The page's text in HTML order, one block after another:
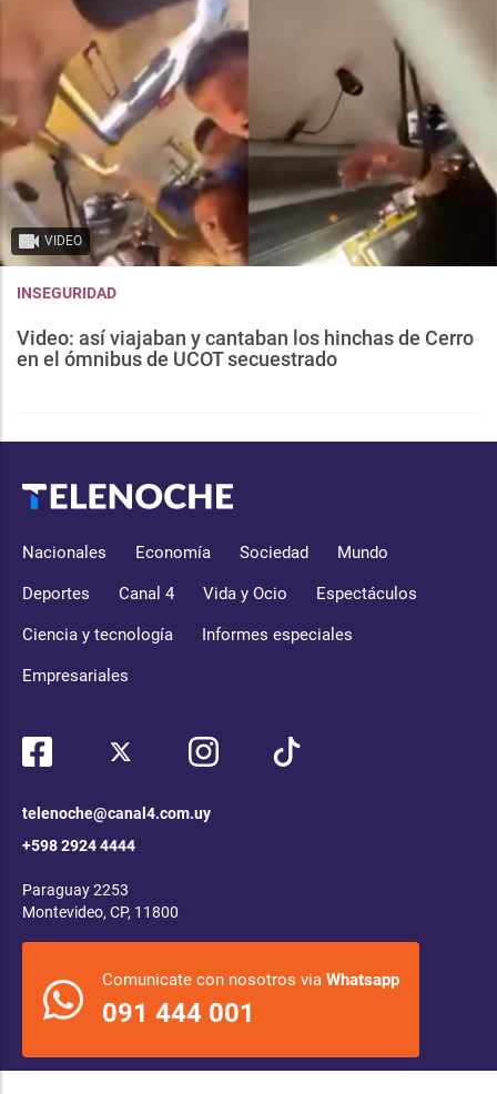
VIDEO
INSEGURIDAD
Video: así viajaban y cantaban los hinchas de Cerro
en el ómnibus de UCOT secuestrado
Nacionales Economía Sociedad Mundo
Deportes Canal 4 Vida y Ocio Espectáculos
Ciencia y tecnología Informes especiales
Empresariales
telenoche@canal4.com.uy
+598 2924 4444
Paraguay 2253
Montevideo, CP, 11800
Comunicate con nosotros via Whatsapp
091 444 001